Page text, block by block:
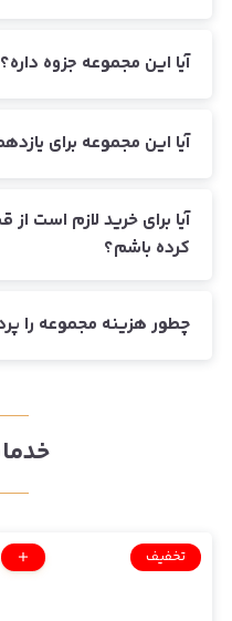
آیا این مجموعه جزوه داره؟
آیا این مجموعه برای
آیا برای خرید لازم است
کرده باشم؟
چطور هزینه مجموعه را
تخفیف